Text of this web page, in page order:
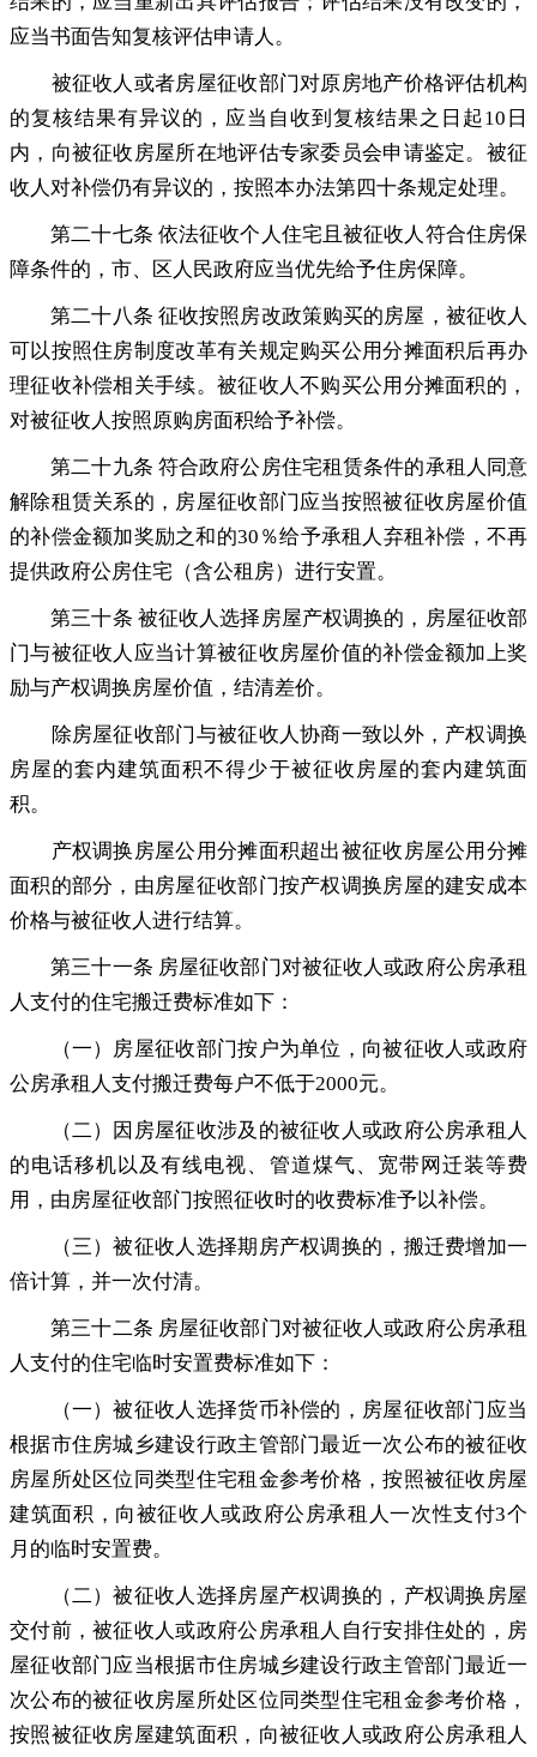
应当书面告知复核评估申请人。
被征收人或者房屋征收部门对原房地产价格评估机构
的复核结果有异议的 ， 应当自收到复核结果之日起10日
内，向被征收房屋所在地评估专家委员会申请鉴定。 被征
收人对补偿仍有异议的，按照本办法第四十条规定处理。
第二十七条 依法征收个人住宅且被征收人符合住房保
障条件的 ， 市、区人民政府应当优先给予住房保障。
第二十八条 征收按照房改政策购买的房屋 ， 被征收人
可以按照住房制度改革有关规定购买公用分摊面积后再办
理征收补偿相关手续。被征收人不购买公用分摊面积的 ，
对被征收人按照原购房面积给予补偿。
第二十九条 符合政府公房住宅租赁条件的承租人同意
解除租赁关系的 ， 房屋征收部门应当按照被征收房屋价值
的补偿金额加奖励之和的30％给予承租人弃租补偿，不再
提供政府公房住宅（含公租房）进行安置。
第三十条 被征收人选择房屋产权调换的 ， 房屋征收部
门与被征收人应当计算被征收房屋价值的补偿金额加上奖
励与产权调换房屋价值，结清差价。
除房屋征收部门与被征收人协商一致以外， 产权调换
房屋的套内建筑面积不得少于被征收房屋的套内建筑面
积。
产权调换房屋公用分摊面积超出被征收房屋公用分摊
面积的部分 ， 由房屋征收部门按产权调换房屋的建安成本
价格与被征收人进行结算。
第三十一条 房屋征收部门对被征收人或政府公房承租
人支付的住宅搬迁费标准如下：
（一）房屋征收部门按户为单位 ， 向被征收人或政府
公房承租人支付搬迁费每户不低于2000元。
（二）因房屋征收涉及的被征收人或政府公房承租人
的电话移机以及有线电视、管道煤气、宽带网迁装等费
用 ， 由房屋征收部门按照征收时的收费标准予以补偿。
（三）被征收人选择期房产权调换的 ， 搬迁费增加一
倍计算，并一次付清。
第三十二条 房屋征收部门对被征收人或政府公房承租
人支付的住宅临时安置费标准如下：
（一）被征收人选择货币补偿的 ， 房屋征收部门应当
根据市住房城乡建设行政主管部门最近一次公布的被征收
房屋所处区位同类型住宅租金参考价格，按照被征收房屋
建筑面积 ， 向被征收人或政府公房承租人一次性支付3个
月的临时安置费。
（二）被征收人选择房屋产权调换的 ， 产权调换房屋
交付前，被征收人或政府公房承租人自行安排住处的 ， 房
屋征收部门应当根据市住房城乡建设行政主管部门最近一
次公布的被征收房屋所处区位同类型住宅租金参考价格，
按照被征收房屋建筑面积 ， 向被征收人或政府公房承租人